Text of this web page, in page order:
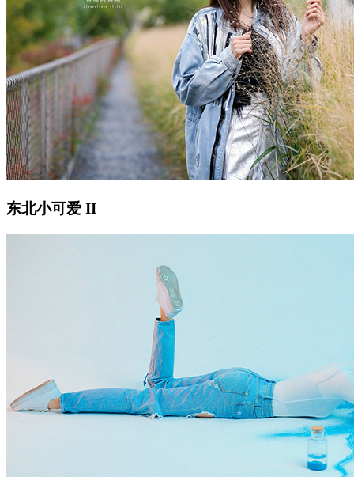
东北小可爱 II